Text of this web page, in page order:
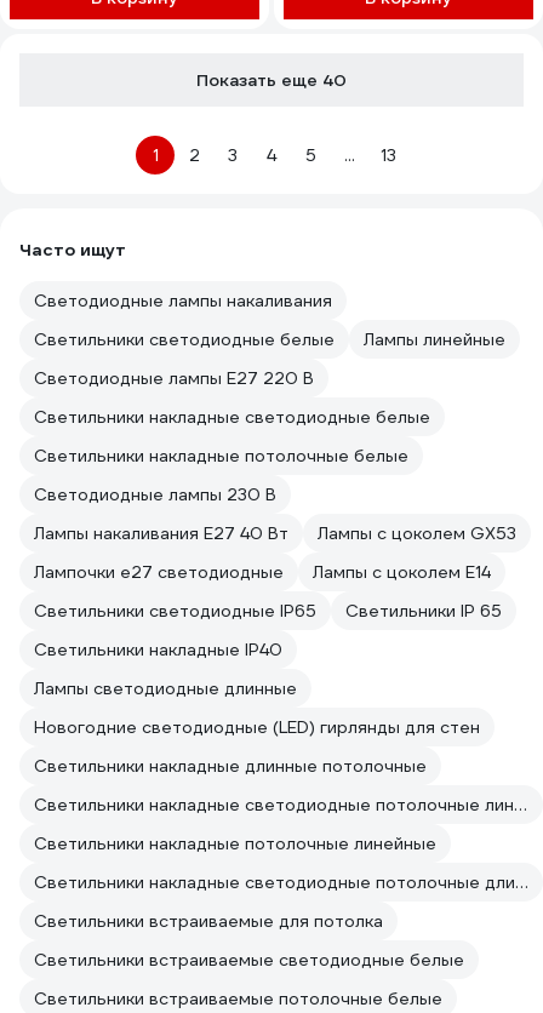
Показать еще 40
1 2 3 4 5 ... 13
Часто ищут
Светодиодные лампы накаливания
Светильники светодиодные белые
Лампы линейные
Светодиодные лампы E27 220 В
Светильники накладные светодиодные белые
Светильники накладные потолочные белые
Светодиодные лампы 230 В
Лампы накаливания E27 40 Вт
Лампы с цоколем GX53
Лампочки е27 светодиодные
Лампы с цоколем Е14
Светильники светодиодные IP65
Светильники IP 65
Светильники накладные IP40
Лампы светодиодные длинные
Новогодние светодиодные (LED) гирлянды для стен
Светильники накладные длинные потолочные
Светильники накладные светодиодные потолочные линейные
Светильники накладные потолочные линейные
Светильники накладные светодиодные потолочные длинные
Светильники встраиваемые для потолка
Светильники встраиваемые светодиодные белые
Светильники встраиваемые потолочные белые